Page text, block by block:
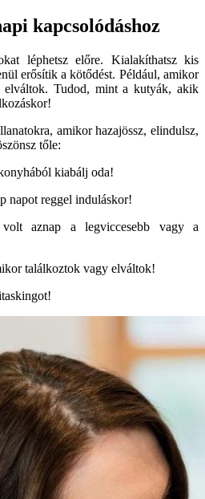
kapcsolódáshoz
léphetsz előre. Kialakíthatsz kis
erősítik a kötődést. Például, amikor
elváltok. Tudod, mint a kutyák, akik
amikor hazajössz, elindulsz,
tőle:
kiabálj oda!
napot reggel induláskor!
aznap a legviccesebb vagy a
találkoztok vagy elváltok!